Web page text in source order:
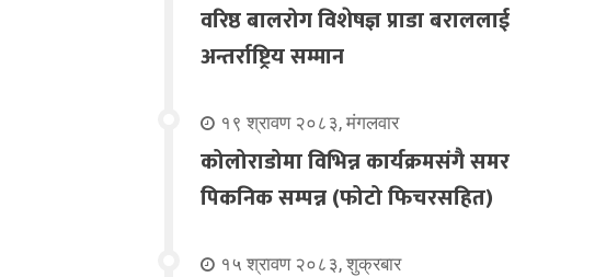
वरिष्ठ बालरोग विशेषज्ञ प्राडा बराललाई
अन्तर्राष्ट्रिय सम्मान
१९ श्रावण २०८३, मंगलवार
कोलोराडोमा विभिन्न कार्यक्रमसंगै समर
पिकनिक सम्पन्न (फोटो फिचरसहित)
१५ श्रावण २०८३, शुक्रबार